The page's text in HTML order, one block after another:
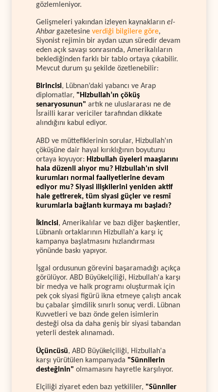
gözlemleniyor.
Gelişmeleri yakından izleyen kaynakların el-
Ahbargazetesine verdiği bilgilere göre,
Siyonist rejimin bir aydan uzun süredir devam
eden açık savaşı sonrasında, Amerikalıların
beklediğinden farklı bir tablo ortaya çıkabilir.
Mevcut durum şu şekilde özetlenebilir:
Birincisi, Lübnan’daki yabancı ve Arap
diplomatlar, "Hizbullah’ın çöküş
senaryosunun" artık ne uluslararası ne de
İsrailli karar vericiler tarafından dikkate
alındığını kabul ediyor.
ABD ve müttefiklerinin sorular, Hizbullah'ın
çöküşüne dair hayal kırıklığının boyutunu
ortaya koyuyor: Hizbullah üyeleri maaşlarını
hala düzenli alıyor mu? Hizbullah'ın sivil
kurumları normal faaliyetlerine devam
ediyor mu? Siyasi ilişkilerini yeniden aktif
hale getirerek, tüm siyasi güçler ve resmî
kurumlarla bağlantı kurmaya mı başladı?
İkincisi, Amerikalılar ve bazı diğer başkentler,
Lübnanlı ortaklarının Hizbullah'a karşı iç
kampanya başlatmasını hızlandırması
yönünde baskı yapıyor.
İşgal ordusunun görevini başaramadığı açıkça
görülüyor. ABD Büyükelçiliği, Hizbullah'a karşı
bir medya ve halk programı oluşturmak için
pek çok siyasi figürü ikna etmeye çalıştı ancak
bu çabalar şimdilik sınırlı sonuç verdi. Lübnan
Kuvvetleri ve bazı önde gelen isimlerin
desteği olsa da daha geniş bir siyasi tabandan
yeterli destek alınamadı.
Üçüncüsü, ABD Büyükelçiliği, Hizbullah'a
karşı yürütülen kampanyada "Sünnilerin
desteğinin" olmamasını hayretle karşılıyor.
Elçiliği ziyaret eden bazı yetkililer, "Sünniler